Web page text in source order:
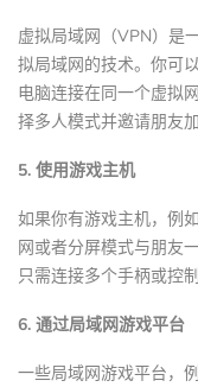
虚拟局域网（VPN）是
拟局域网的技术。你可
电脑连接在同一个虚拟
择多人模式并邀请朋友
5. 使用游戏主机
如果你有游戏主机，例
网或者分屏模式与朋友
只需连接多个手柄或控
6. 通过局域网游戏平台
一些局域网游戏平台，